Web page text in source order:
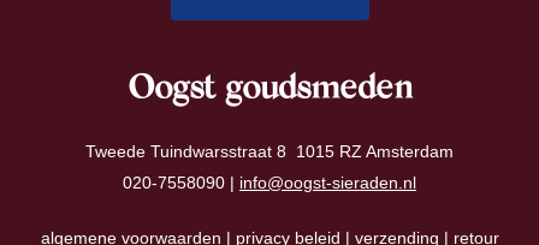
Oogst goudsmeden
Tweede Tuindwarsstraat 8 1015 RZ Amsterdam
020-7558090 | info@oogst-sieraden.nl
algemene voorwaarden | privacy beleid | verzending | retour